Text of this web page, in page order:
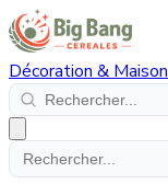
Décoration & Maison